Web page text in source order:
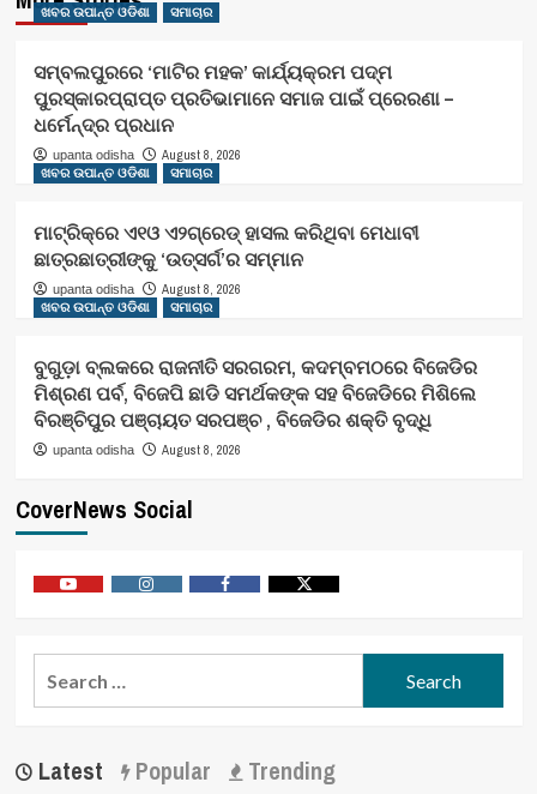
ଖବର ଉପାନ୍ତ ଓଡିଶା ସମାଚାର
ସମ୍ବଲପୁରରେ ‘ମାଟିର ମହକ’ କାର୍ଯ୍ୟକ୍ରମ ପଦ୍ମ
ପୁରସ୍କାରପ୍ରାପ୍ତ ପ୍ରତିଭାମାନେ ସମାଜ ପାଇଁ ପ୍ରେରଣା –
ଧର୍ମେନ୍ଦ୍ର ପ୍ରଧାନ
upanta odisha
August 8, 2026
ଖବର ଉପାନ୍ତ ଓଡିଶା
ସମାଚାର
ମାଟ୍ରିକ୍‌ରେ ଏ୧ଓ ଏ୨ଗ୍ରେଡ୍‌ ହାସଲ କରିଥିବା ମେଧାବୀ
ଛାତ୍ରଛାତ୍ରୀଙ୍କୁ ‘ଉତ୍ସର୍ଗ’ର ସମ୍ମାନ
upanta odisha
August 8, 2026
ଖବର ଉପାନ୍ତ ଓଡିଶା
ସମାଚାର
ବୁଗୁଡ଼ା ବ୍ଲକରେ ରାଜନୀତି ସରଗରମ, କଦମ୍ବମଠରେ ବିଜେଡିର
ମିଶ୍ରଣ ପର୍ବ, ବିଜେପି ଛାଡି ସମର୍ଥକଙ୍କ ସହ ବିଜେଡିରେ ମିଶିଲେ
ବିରଞ୍ଚିପୁର ପଞ୍ଚାୟତ ସରପଞ୍ଚ , ବିଜେଡିର ଶକ୍ତି ବୃଦ୍ଧି
upanta odisha August 8, 2026
CoverNews Social
Latest Popular Trending